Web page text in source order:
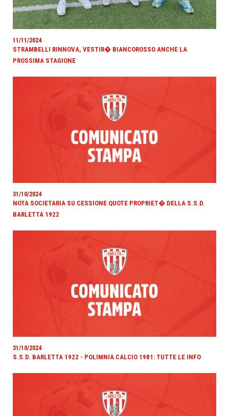
11/11/2024
STRAMBELLI RINNOVA, VESTIR� BIANCOROSSO ANCHE LA
PROSSIMA STAGIONE
31/10/2024
NOTA SOCIETARIA SU CESSIONE QUOTE PROPRIET� DELLA S.S.D.
BARLETTA 1922
31/10/2024
S.S.D. BARLETTA 1922 - POLIMNIA CALCIO 1981: TUTTE LE INFO